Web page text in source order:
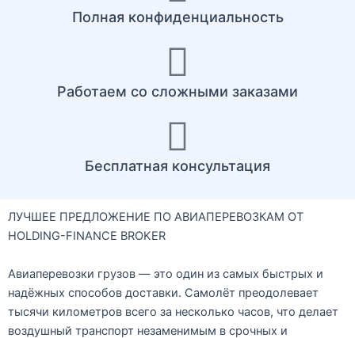
Полная конфиденциальность
Работаем со сложными заказами
Бесплатная консультация
ЛУЧШЕЕ ПРЕДЛОЖЕНИЕ ПО АВИАПЕРЕВОЗКАМ ОТ
HOLDING-FINANCE BROKER
Авиаперевозки грузов — это один из самых быстрых и
надёжных способов доставки. Самолёт преодолевает
тысячи километров всего за несколько часов, что делает
воздушный транспорт незаменимым в срочных и